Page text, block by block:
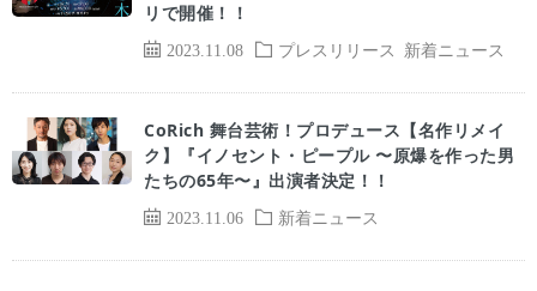
2023.11.08 プレスリリース 新着ニュース
リで開催！！
2023.11.06 新着ニュース
CoRich 舞台芸術！プロデュース【名作リメイ
ク】『イノセント・ピープル 〜原爆を作った男
たちの65年〜』出演者決定！！